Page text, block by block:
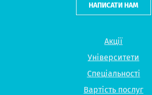
Акції
Університети
Спеціальності
Вартість послуг
НАПИСАТИ НАМ